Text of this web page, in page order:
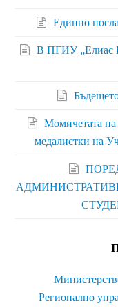
Единно
В ПГИУ „Елиас
Момичетата
медалистки на
Регионално